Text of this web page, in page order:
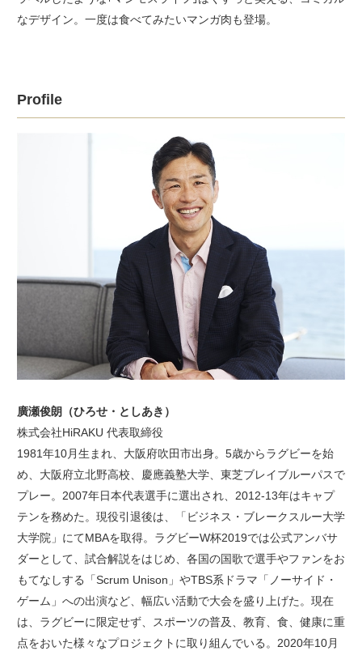
なデザイン。一度は食べてみたいマンガ肉も登場。
Profile
廣瀬俊朗（ひろせ・としあき）
株式会社HiRAKU 代表取締役
1981年10月生まれ、大阪府吹田市出身。5歳からラグビーを始
め、大阪府立北野高校、慶應義塾大学、東芝ブレイブルーパスで
プレー。2007年日本代表選手に選出され、2012-13年はキャプ
テンを務めた。現役引退後は、「ビジネス・ブレークスルー大学
大学院」にてMBAを取得。ラグビーW杯2019では公式アンバサ
ダーとして、試合解説をはじめ、各国の国歌で選手やファンをお
もてなしする「Scrum Unison」やTBS系ドラマ「ノーサイド・
ゲーム」への出演など、幅広い活動で大会を盛り上げた。現在
は、ラグビーに限定せず、スポーツの普及、教育、食、健康に重
点をおいた様々なプロジェクトに取り組んでいる。2020年10月